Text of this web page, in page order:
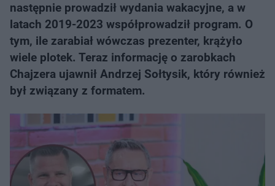
następnie prowadził wydania wakacyjne, a w
latach 2019-2023 współprowadził program. O
tym, ile zarabiał wówczas prezenter, krążyło
wiele plotek. Teraz informację o zarobkach
Chajzera ujawnił Andrzej Sołtysik, który również
był związany z formatem.